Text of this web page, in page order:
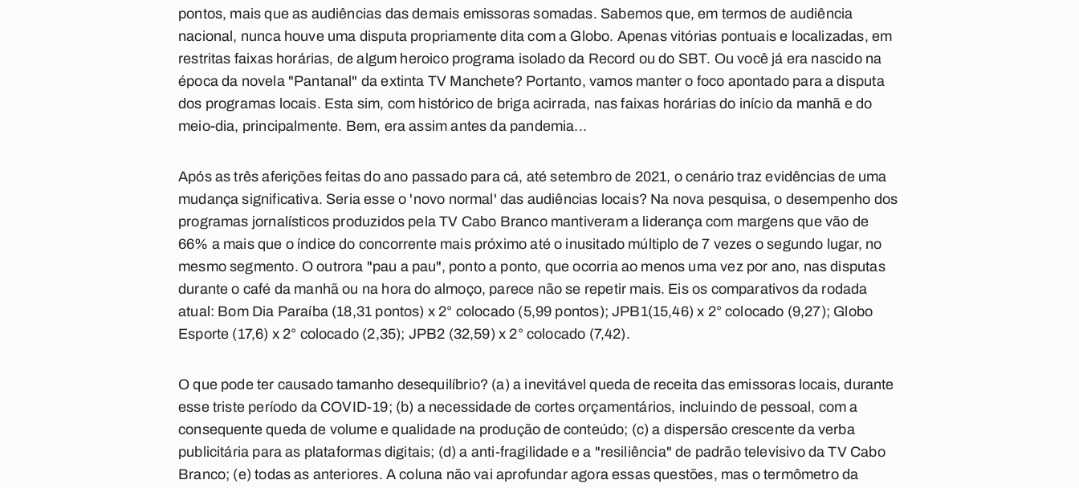
pontos, mais que as audiências das demais emissoras somadas. Sabemos que, em termos de audiência
nacional, nunca houve uma disputa propriamente dita com a Globo. Apenas vitórias pontuais e localizadas, em
restritas faixas horárias, de algum heroico programa isolado da Record ou do SBT. Ou você já era nascido na
época da novela "Pantanal" da extinta TV Manchete? Portanto, vamos manter o foco apontado para a disputa
dos programas locais. Esta sim, com histórico de briga acirrada, nas faixas horárias do início da manhã e do
meio-dia, principalmente. Bem, era assim antes da pandemia...
Após as três aferições feitas do ano passado para cá, até setembro de 2021, o cenário traz evidências de uma
mudança significativa. Seria esse o 'novo normal' das audiências locais? Na nova pesquisa, o desempenho dos
programas jornalísticos produzidos pela TV Cabo Branco mantiveram a liderança com margens que vão de
66% a mais que o índice do concorrente mais próximo até o inusitado múltiplo de 7 vezes o segundo lugar, no
mesmo segmento. O outrora "pau a pau", ponto a ponto, que ocorria ao menos uma vez por ano, nas disputas
durante o café da manhã ou na hora do almoço, parece não se repetir mais. Eis os comparativos da rodada
atual: Bom Dia Paraíba (18,31 pontos) x 2° colocado (5,99 pontos); JPB1(15,46) x 2° colocado (9,27); Globo
Esporte (17,6) x 2° colocado (2,35); JPB2 (32,59) x 2° colocado (7,42).
O que pode ter causado tamanho desequilíbrio? (a) a inevitável queda de receita das emissoras locais, durante
esse triste período da COVID-19; (b) a necessidade de cortes orçamentários, incluindo de pessoal, com a
consequente queda de volume e qualidade na produção de conteúdo; (c) a dispersão crescente da verba
publicitária para as plataformas digitais; (d) a anti-fragilidade e a "resiliência" de padrão televisivo da TV Cabo
Branco; (e) todas as anteriores. A coluna não vai aprofundar agora essas questões, mas o termômetro da